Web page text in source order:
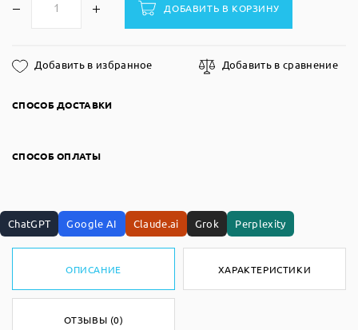
ДОБАВИТЬ В КОРЗИНУ
Добавить в избранное Добавить в сравнение
СПОСОБ ДОСТАВКИ
СПОСОБ ОПЛАТЫ
ChatGPT Google AI Claude.ai Grok Perplexity
ОПИСАНИЕ ХАРАКТЕРИСТИКИ
ОТЗЫВЫ (0)